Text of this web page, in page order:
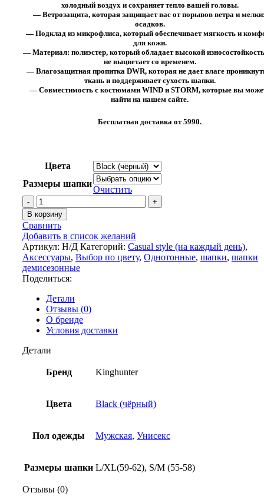
холодный воздух и сохраняет тепло вашей головы.
— Ветрозащита, которая защищает вас от порывов ветра и
осадков.
— Подклад из микрофлиса, который обеспечивает мягкость и
для кожи.
— Материал: полиэстер, который обладает высокой
не выцветает со временем.
— Влагозащитная пропитка DWR, которая не дает влаге
ткань и поддерживает сухость шапки.
— Совместимость с костюмами WIND и STORM, которые вы
найти на нашем сайте.
Бесплатная доставка от 5990.
Цвета
Размеры шапки
Очистить
Количество
товара
Шапка
King
Hunter
WIND
BLACK
В корзину
Сравнить
Добавить в список желаний
Артикул: Н/Д Категорий: Casual style (на каждый день),
Аксессуары, Выбор по цвету, Однотонные, шапки, шапки
демисезонные
Поделиться:
Детали
Отзывы (0)
О бренде
Условия доставки
Детали
Бренд Kinghunter
Цвета Black (чёрный)
Пол одежды Мужская, Унисекс
Размеры шапки L/XL(59-62), S/M (55-58)
Отзывы (0)